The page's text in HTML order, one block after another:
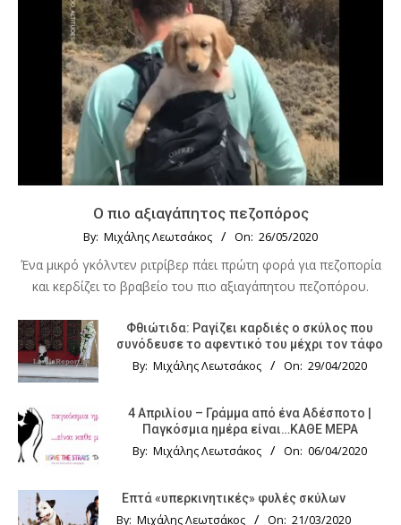
Ο πιο αξιαγάπητος πεζοπόρος
By: Μιχάλης Λεωτσάκος On: 26/05/2020
Ένα μικρό γκόλντεν ριτρίβερ πάει πρώτη φορά για πεζοπορία
και κερδίζει το βραβείο του πιο αξιαγάπητου πεζοπόρου.
Φθιώτιδα: Ραγίζει καρδιές ο σκύλος που
συνόδευσε το αφεντικό του μέχρι τον τάφο
By: Μιχάλης Λεωτσάκος On: 29/04/2020
4 Απριλίου – Γράμμα από ένα Αδέσποτο |
Παγκόσμια ημέρα είναι…ΚΑΘΕ ΜΕΡΑ
By: Μιχάλης Λεωτσάκος On: 06/04/2020
Επτά «υπερκινητικές» φυλές σκύλων
By: Μιχάλης Λεωτσάκος On: 21/03/2020